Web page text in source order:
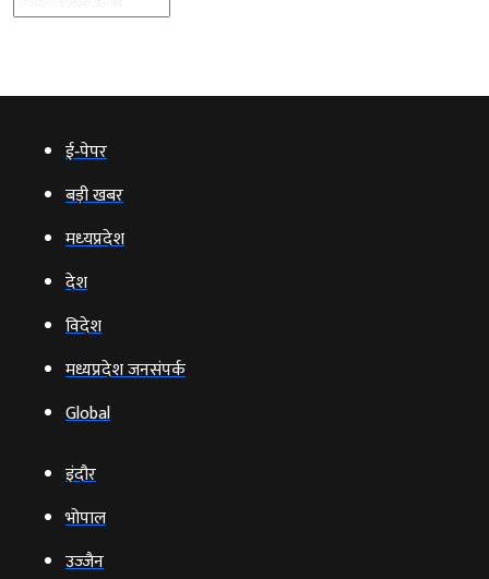
ई‑पेपर
बड़ी खबर
मध्‍यप्रदेश
देश
विदेश
मध्यप्रदेश जनसंपर्क
Global
इंदौर
भोपाल
उज्‍जैन